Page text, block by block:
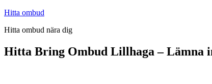
Hoppa
innehåll
Hitta ombud
Hitta ombud nära dig
Hitta Bring Ombud Lillhaga – Lämna